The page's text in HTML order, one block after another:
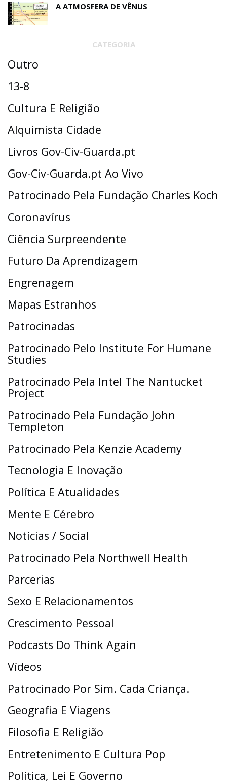
A ATMOSFERA DE VÊNUS
CATEGORIA
Outro
13-8
Cultura E Religião
Alquimista Cidade
Livros Gov-Civ-Guarda.pt
Gov-Civ-Guarda.pt Ao Vivo
Patrocinado Pela Fundação Charles Koch
Coronavírus
Ciência Surpreendente
Futuro Da Aprendizagem
Engrenagem
Mapas Estranhos
Patrocinadas
Patrocinado Pelo Institute For Humane
Studies
Patrocinado Pela Intel The Nantucket
Project
Patrocinado Pela Fundação John
Templeton
Patrocinado Pela Kenzie Academy
Tecnologia E Inovação
Política E Atualidades
Mente E Cérebro
Notícias / Social
Patrocinado Pela Northwell Health
Parcerias
Sexo E Relacionamentos
Crescimento Pessoal
Podcasts Do Think Again
Vídeos
Patrocinado Por Sim. Cada Criança.
Geografia E Viagens
Filosofia E Religião
Entretenimento E Cultura Pop
Política, Lei E Governo